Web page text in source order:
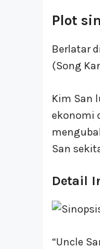
Plot
Berlatar
(Song
Kim San
ekonomi
San
Detail
“Uncle